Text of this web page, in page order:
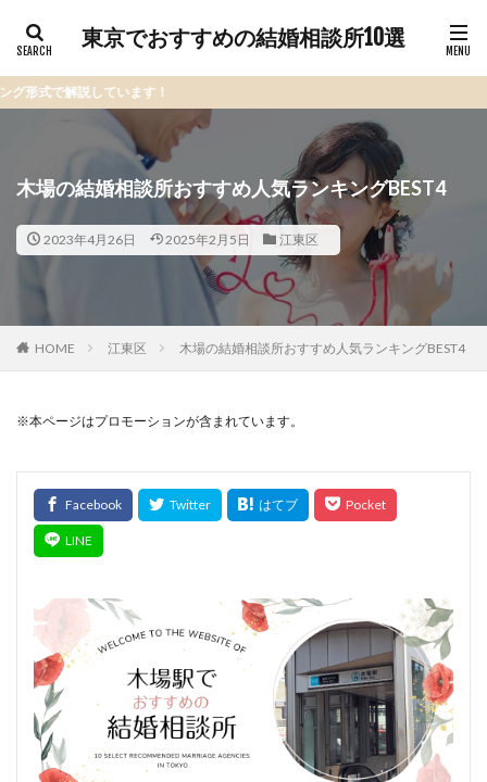
東京でおすすめの結婚相談所10選
います！
木場の結婚相談所おすすめ人気ランキングBEST4
2023年4月26日 2025年2月5日 江東区
HOME 江東区 木場の結婚相談所おすすめ人気ランキングBEST4
※本ページはプロモーションが含まれています。